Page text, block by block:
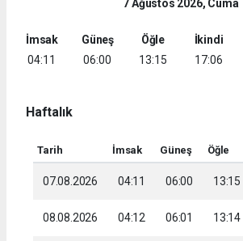
7 Ağustos 2026, Cuma
İmsak
04:11
Güneş
06:00
Öğle
13:15
İkindi
17:06
Haftalık
Tarih İmsak Güneş Öğle
07.08.2026 04:11 06:00 13:15
08.08.2026 04:12 06:01 13:14